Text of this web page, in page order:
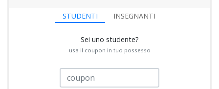
STUDENTI INSEGNANTI
Sei uno studente?
usa il coupon in tuo possesso